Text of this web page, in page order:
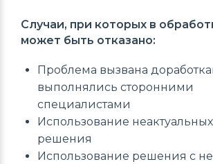
Случаи, при которых в
может быть отказано:
Проблема вызвана
выполнялись сторонними
специалистами
Использование
решения
Использование решения с